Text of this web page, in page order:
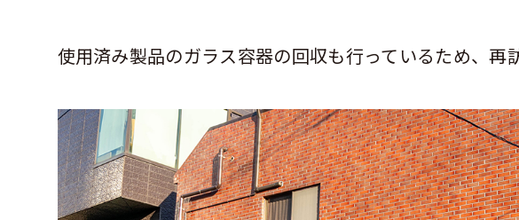
使用済み製品のガラス容器の回収も行っているため、再